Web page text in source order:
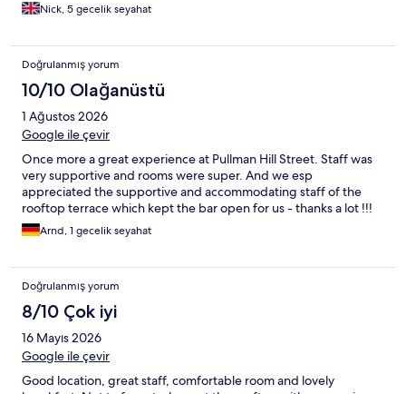
Nick, 5 gecelik seyahat
Doğrulanmış yorum
10/10 Olağanüstü
1 Ağustos 2026
Google ile çevir
Once more a great experience at Pullman Hill Street. Staff was
very supportive and rooms were super. And we esp
appreciated the supportive and accommodating staff of the
rooftop terrace which kept the bar open for us - thanks a lot !!!
Arnd, 1 gecelik seyahat
Doğrulanmış yorum
8/10 Çok iyi
16 Mayıs 2026
Google ile çevir
Good location, great staff, comfortable room and lovely